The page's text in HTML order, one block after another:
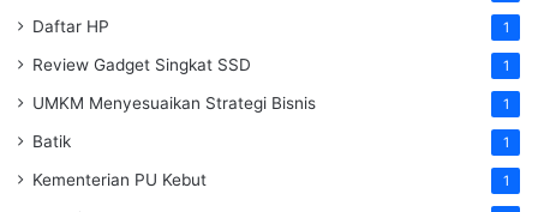
Daftar HP 1
Review Gadget Singkat SSD 1
UMKM Menyesuaikan Strategi Bisnis 1
Batik 1
Kementerian PU Kebut 1